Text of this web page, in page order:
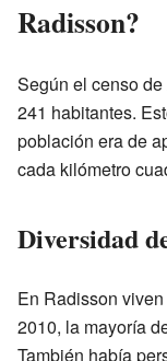
Radisson?
Según el censo
241 habitantes.
población era de
cada kilómetro
Diversidad
En Radisson
2010, la mayoría
También había